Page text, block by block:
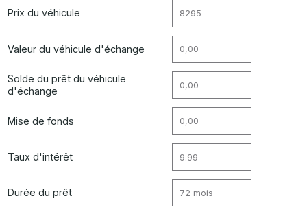
Prix du véhicule
Valeur du véhicule d'échange
Solde du prêt du véhicule
d'échange
Mise de fonds
Taux d'intérêt
Durée du prêt